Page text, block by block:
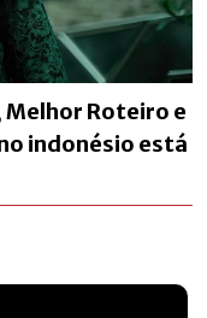
Melhor Roteiro e
indonésio está